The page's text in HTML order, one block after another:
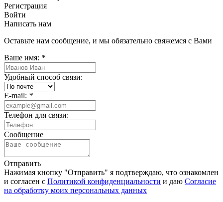
Регистрация
Войти
Написать нам
Оставьте нам сообщение, и мы обязательно свяжемся с Вами
Ваше имя: *
Удобный способ связи:
E-mail: *
Телефон для связи:
Сообщение
Отправить
Нажимая кнопку "Отправить" я подтверждаю, что ознакомлен
и согласен с Политикой конфиденциальности и даю Согласие
на обработку моих персональных данных